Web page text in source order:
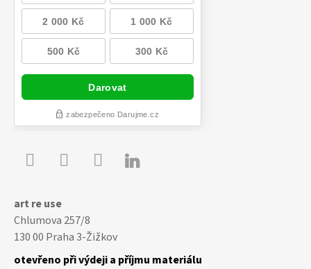

art re use
Chlumova 257/8
130 00 Praha 3-Žižkov
otevřeno při výdeji a příjmu materiálu